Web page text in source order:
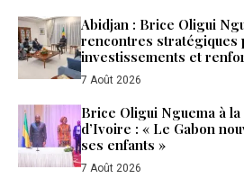
Abidjan : Brice Oligui
rencontres stratégiques
investissements et
économique du Gabon
7 Août 2026
Brice Oligui Nguema à
d’Ivoire : « Le Gabon
ses enfants »
7 Août 2026